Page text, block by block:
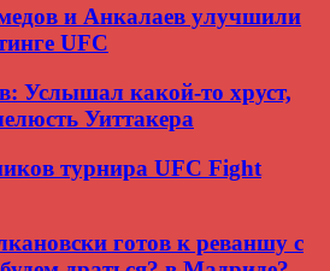
и Анкалаев улучшили
UFC
Услышал какой-то хруст,
Уиттакера
турнира UFC Fight
готов к реваншу с